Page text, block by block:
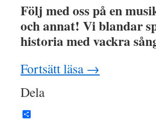
Följ med oss på en
och annat! Vi blandar
historia med vackra
Fortsätt läsa →
Dela